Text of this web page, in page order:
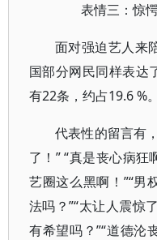
表情三：惊
面对强迫艺人来
国部分网民同样表达
有22条，约占19.6 %。
代表性的留言有
了！” “真是丧心病狂
艺圈这么黑啊！”“男
法吗？”“太让人震惊
有希望吗？”“道德沦